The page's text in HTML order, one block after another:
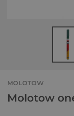
MOLOTOW
Molotow